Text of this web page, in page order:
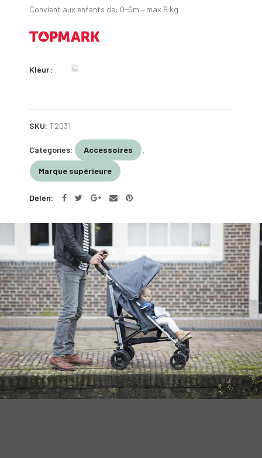
Convient aux enfants de: 0-6m – max 9 kg
Kleur
SKU: T2031
Categories: Accessoires ,
Marque supérieure
Delen